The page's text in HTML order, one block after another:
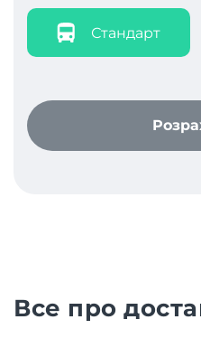
Стандарт
Все про